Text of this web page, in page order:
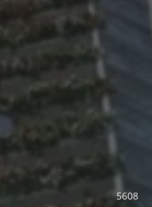
5608